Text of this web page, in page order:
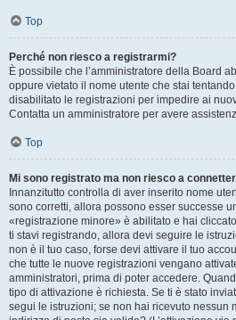
Top
Perché non riesco a registrarmi?
È possibile che l’amministratore della Board
oppure vietato il nome utente che stai
disabilitato le registrazioni per impedire ai
Contatta un amministratore per avere
Top
Mi sono registrato ma non riesco a
Innanzitutto controlla di aver inserito nome
sono corretti, allora possono esser successe
«registrazione minore» è abilitato e hai
ti stavi registrando, allora devi seguire le
non è il tuo caso, forse devi attivare il tuo
che tutte le nuove registrazioni vengano
amministratori, prima di poter accedere.
tipo di attivazione è richiesta. Se ti è stato
segui le istruzioni; se non hai ricevuto nessun